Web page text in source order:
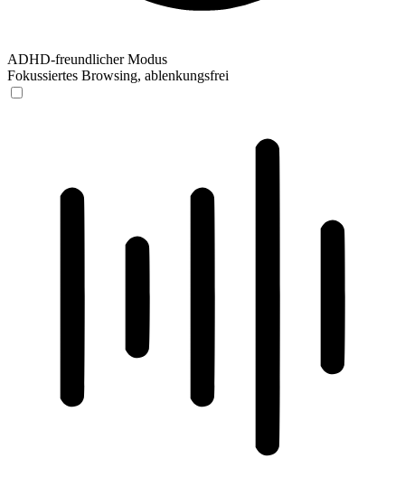
ADHD-freundlicher Modus
Fokussiertes Browsing, ablenkungsfrei